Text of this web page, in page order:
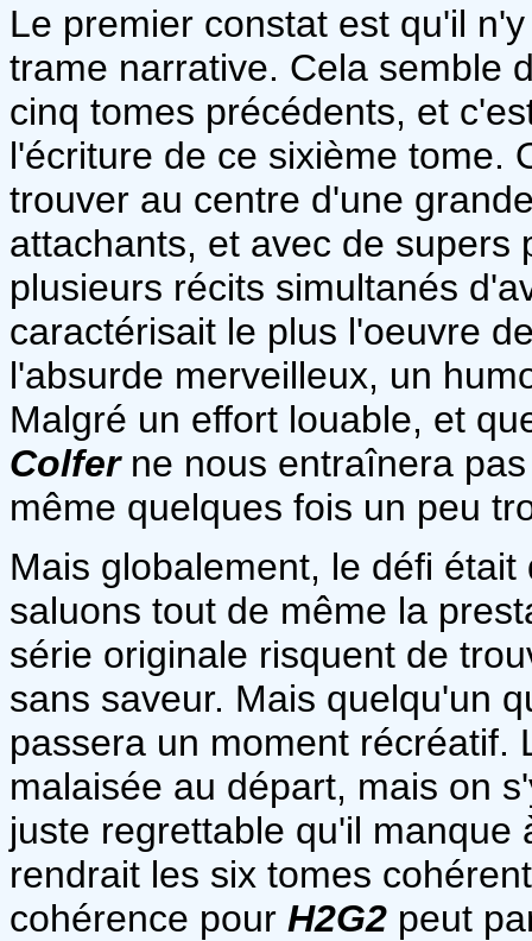
Le premier constat est qu'il
trame narrative. Cela semble
cinq tomes précédents, et
l'écriture de ce sixième tome.
trouver au centre d'une
attachants, et avec de supers
plusieurs récits simultanés
caractérisait le plus l'oeuvre
l'absurde merveilleux, un
Malgré un effort louable, et
Colferne nous entraînera
même quelques fois un peu
Mais globalement, le défi
saluons tout de même la
série originale risquent de
sans saveur. Mais quelqu'un
passera un moment récréatif.
malaisée au départ, mais on
juste regrettable qu'il
rendrait les six tomes
cohérence pour H2G2 peut